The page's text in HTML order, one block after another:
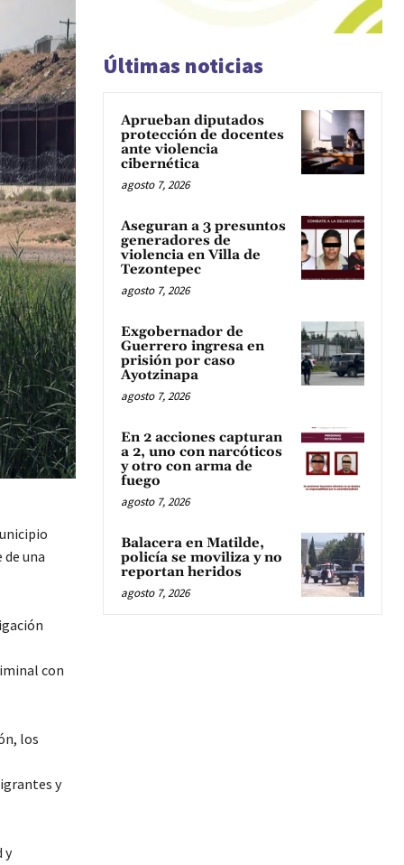
una
con
los
y
y
Últimas noticias
Aprueban diputados
protección de docentes
ante violencia
cibernética
agosto 7, 2026
Aseguran a 3 presuntos
generadores de
violencia en Villa de
Tezontepec
agosto 7, 2026
Exgobernador de
Guerrero ingresa en
prisión por caso
Ayotzinapa
agosto 7, 2026
En 2 acciones capturan
a 2, uno con narcóticos
y otro con arma de
fuego
agosto 7, 2026
Balacera en Matilde,
policía se moviliza y no
reportan heridos
agosto 7, 2026